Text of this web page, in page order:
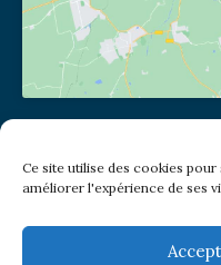
Ce site utilise des cookies
améliorer l'expérience de ses
(pas de courrier à cette
2 place Jules Joffrin -
Metro: Jules Joffrin ou
Bus : Mairie du XVIII